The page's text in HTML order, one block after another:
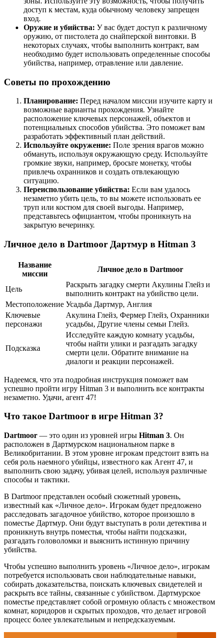
доступ к местам, куда обычному человеку запрещен
вход.
Оружие и убийства: У вас будет доступ к различному
оружию, от пистолета до снайперской винтовки. В
некоторых случаях, чтобы выполнить контракт, вам
необходимо будет использовать определенные способы
убийства, например, отравление или давление.
Советы по прохождению
Планирование: Перед началом миссии изучите карту и
возможные варианты прохождения. Узнайте
расположение ключевых персонажей, объектов и
потенциальных способов убийства. Это поможет вам
разработать эффективный план действий.
Используйте окружение: Поле зрения врагов можно
обмануть, используя окружающую среду. Используйте
громкие звуки, например, бросьте монетку, чтобы
привлечь охранников и создать отвлекающую
ситуацию.
Переиспользование убийства: Если вам удалось
незаметно убить цель, то вы можете использовать ее
труп или костюм для своей выгоды. Например,
представьтесь официантом, чтобы проникнуть на
закрытую вечеринку.
Личное дело в Dartmoor Дартмур в Hitman 3
Название
миссии
Личное дело в Dartmoor
Цель
Раскрыть загадку смерти Акулины Глейз и
выполнить контракт на убийство цели.
Местоположение Усадьба Дартмур, Англия
Ключевые
персонажи
Акулина Глейз, Фермер Глейз, Охранники
усадьбы, Другие члены семьи Глейз.
Подсказка
Исследуйте каждую комнату усадьбы,
чтобы найти улики и разгадать загадку
смерти цели. Обратите внимание на
диалоги и реакции персонажей.
Надеемся, что эта подробная инструкция поможет вам
успешно пройти игру Hitman 3 и выполнить все контракты
незаметно. Удачи, агент 47!
Что такое Dartmoor в игре Hitman 3?
Dartmoor — это один из уровней игры Hitman 3. Он
расположен в Дартмурском национальном парке в
Великобритании. В этом уровне игрокам предстоит взять на
себя роль наемного убийцы, известного как Агент 47, и
выполнить свою задачу, убивая целей, используя различные
способы и тактики.
В Dartmoor представлен особый сюжетный уровень,
известный как «Личное дело». Игрокам будет предложено
расследовать загадочное убийство, которое произошло в
поместье Дартмур. Они будут выступать в роли детектива и
проникнуть внутрь поместья, чтобы найти подсказки,
разгадать головоломки и выяснить истинную причину
убийства.
Чтобы успешно выполнить уровень «Личное дело», игрокам
потребуется использовать свои наблюдательные навыки,
собирать доказательства, поискать ключевых свидетелей и
раскрыть все тайны, связанные с убийством. Дартмурское
поместье представляет собой огромную область с множеством
комнат, коридоров и скрытых проходов, что делает игровой
процесс более увлекательным и непредсказуемым.